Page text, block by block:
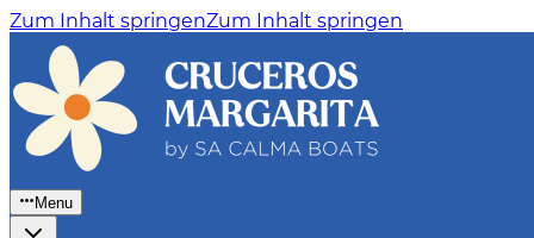
Zum Inhalt springenZum Inhalt springen
Menu